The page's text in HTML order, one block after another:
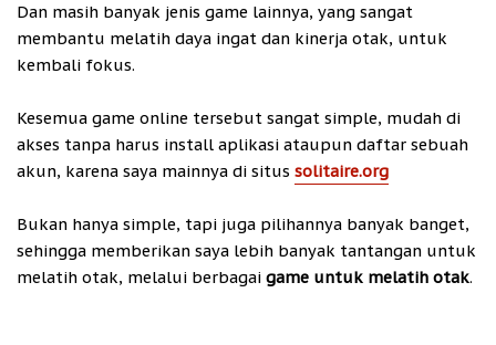
Dan masih banyak jenis game lainnya, yang sangat
membantu melatih daya ingat dan kinerja otak, untuk
kembali fokus.
Kesemua game online tersebut sangat simple, mudah di
akses tanpa harus install aplikasi ataupun daftar sebuah
akun, karena saya mainnya di situs solitaire.org
Bukan hanya simple, tapi juga pilihannya banyak banget,
sehingga memberikan saya lebih banyak tantangan untuk
melatih otak, melalui berbagai game untuk melatih otak.